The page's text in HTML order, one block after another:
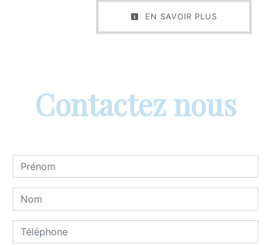
EN SAVOIR PLUS
Contactez nous